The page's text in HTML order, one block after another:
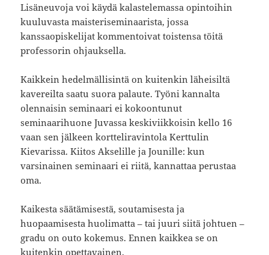
Lisäneuvoja voi käydä kalastelemassa opintoihin
kuuluvasta maisteriseminaarista, jossa
kanssaopiskelijat kommentoivat toistensa töitä
professorin ohjauksella.
Kaikkein hedelmällisintä on kuitenkin läheisiltä
kavereilta saatu suora palaute. Työni kannalta
olennaisin seminaari ei kokoontunut
seminaarihuone Juvassa keskiviikkoisin kello 16
vaan sen jälkeen kortteliravintola Kerttulin
Kievarissa. Kiitos Akselille ja Jounille: kun
varsinainen seminaari ei riitä, kannattaa perustaa
oma.
Kaikesta säätämisestä, soutamisesta ja
huopaamisesta huolimatta – tai juuri siitä johtuen –
gradu on outo kokemus. Ennen kaikkea se on
kuitenkin opettavainen.